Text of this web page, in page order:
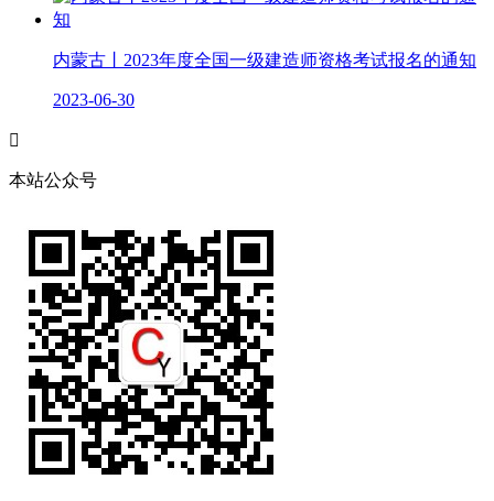
内蒙古丨2023年度全国一级建造师资格考试报名的通知
2023-06-30

本站公众号